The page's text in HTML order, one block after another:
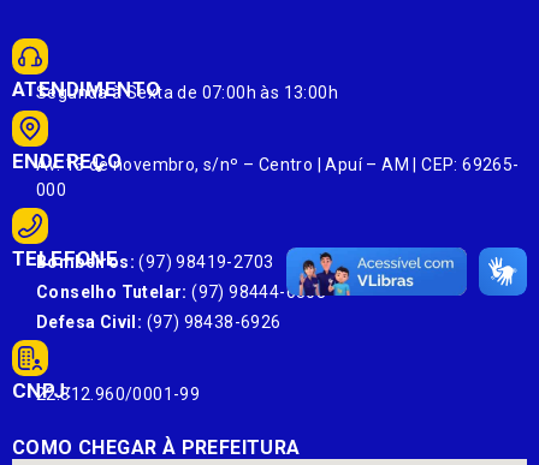
ATENDIMENTO
Segunda à Sexta de 07:00h às 13:00h
ENDEREÇO
Av. 13 de novembro, s/nº – Centro | Apuí – AM | CEP: 69265-
000
TELEFONE
Bombeiros: (97) 98419-2703
Conselho Tutelar: (97) 98444-6303
Defesa Civil: (97) 98438-6926
CNPJ:
22.812.960/0001-99
COMO CHEGAR À PREFEITURA